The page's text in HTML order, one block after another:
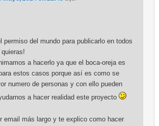
permiso del mundo para publicarlo en todos
a hacerlo ya que el boca-oreja es
estos casos porque así es como se
numero de personas y con ello pueden
a hacer realidad este proyecto
email más largo y te explico como hacer